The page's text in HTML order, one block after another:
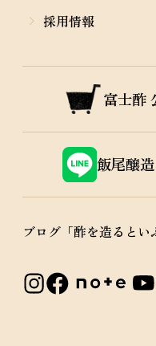
採用情報
富士酢
飯尾醸
ブログ「酢を造るとい